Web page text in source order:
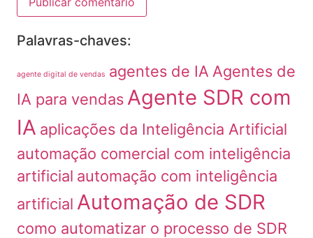
Palavras-chaves:
agente digital de vendas agentes de IA Agentes de
IA para vendas Agente SDR com
IA aplicações da Inteligência Artificial
automação comercial com inteligência
artificial automação com inteligência
artificial Automação de SDR
como automatizar o processo de SDR